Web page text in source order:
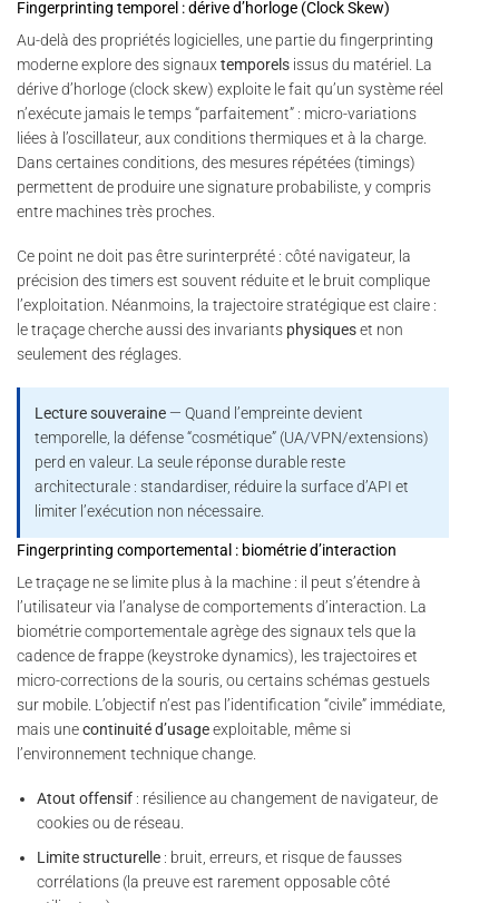
Fingerprinting temporel : dérive d’horloge (Clock Skew)
Au-delà des propriétés logicielles, une partie du fingerprinting
moderne explore des signaux temporels issus du matériel. La
dérive d’horloge (clock skew) exploite le fait qu’un système réel
n’exécute jamais le temps “parfaitement” : micro-variations
liées à l’oscillateur, aux conditions thermiques et à la charge.
Dans certaines conditions, des mesures répétées (timings)
permettent de produire une signature probabiliste, y compris
entre machines très proches.
Ce point ne doit pas être surinterprété : côté navigateur, la
précision des timers est souvent réduite et le bruit complique
l’exploitation. Néanmoins, la trajectoire stratégique est claire :
le traçage cherche aussi des invariants physiqueset non
seulement des réglages.
Lecture souveraine— Quand l’empreinte devient
temporelle, la défense “cosmétique” (UA/VPN/extensions)
perd en valeur. La seule réponse durable reste
architecturale : standardiser, réduire la surface d’API et
limiter l’exécution non nécessaire.
Fingerprinting comportemental : biométrie d’interaction
Le traçage ne se limite plus à la machine : il peut s’étendre à
l’utilisateur via l’analyse de comportements d’interaction. La
biométrie comportementale agrège des signaux tels que la
cadence de frappe (keystroke dynamics), les trajectoires et
micro-corrections de la souris, ou certains schémas gestuels
sur mobile. L’objectif n’est pas l’identification “civile” immédiate,
mais unecontinuité d’usageexploitable, même si
l’environnement technique change.
Atout offensif : résilience au changement de navigateur, de
cookies ou de réseau.
Limite structurelle : bruit, erreurs, et risque de fausses
corrélations (la preuve est rarement opposable côté